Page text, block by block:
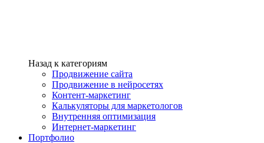
Назад к категориям
Продвижение сайта
Продвижение в нейросетях
Контент-маркетинг
Калькуляторы для маркетологов
Внутренняя оптимизация
Интернет-маркетинг
Портфолио